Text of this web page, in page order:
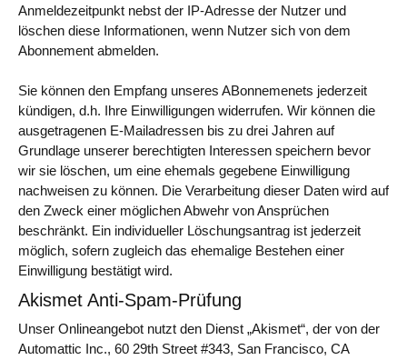
Anmeldezeitpunkt nebst der IP-Adresse der Nutzer und
löschen diese Informationen, wenn Nutzer sich von dem
Abonnement abmelden.
Sie können den Empfang unseres ABonnemenets jederzeit
kündigen, d.h. Ihre Einwilligungen widerrufen. Wir können die
ausgetragenen E-Mailadressen bis zu drei Jahren auf
Grundlage unserer berechtigten Interessen speichern bevor
wir sie löschen, um eine ehemals gegebene Einwilligung
nachweisen zu können. Die Verarbeitung dieser Daten wird auf
den Zweck einer möglichen Abwehr von Ansprüchen
beschränkt. Ein individueller Löschungsantrag ist jederzeit
möglich, sofern zugleich das ehemalige Bestehen einer
Einwilligung bestätigt wird.
Akismet Anti-Spam-Prüfung
Unser Onlineangebot nutzt den Dienst „Akismet“, der von der
Automattic Inc., 60 29th Street #343, San Francisco, CA